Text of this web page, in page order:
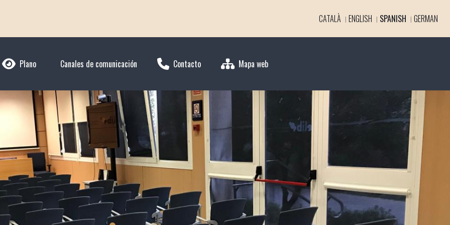
CATALÀ ENGLISH SPANISH GERMAN
Plano Canales de comunicación Contacto Mapa web